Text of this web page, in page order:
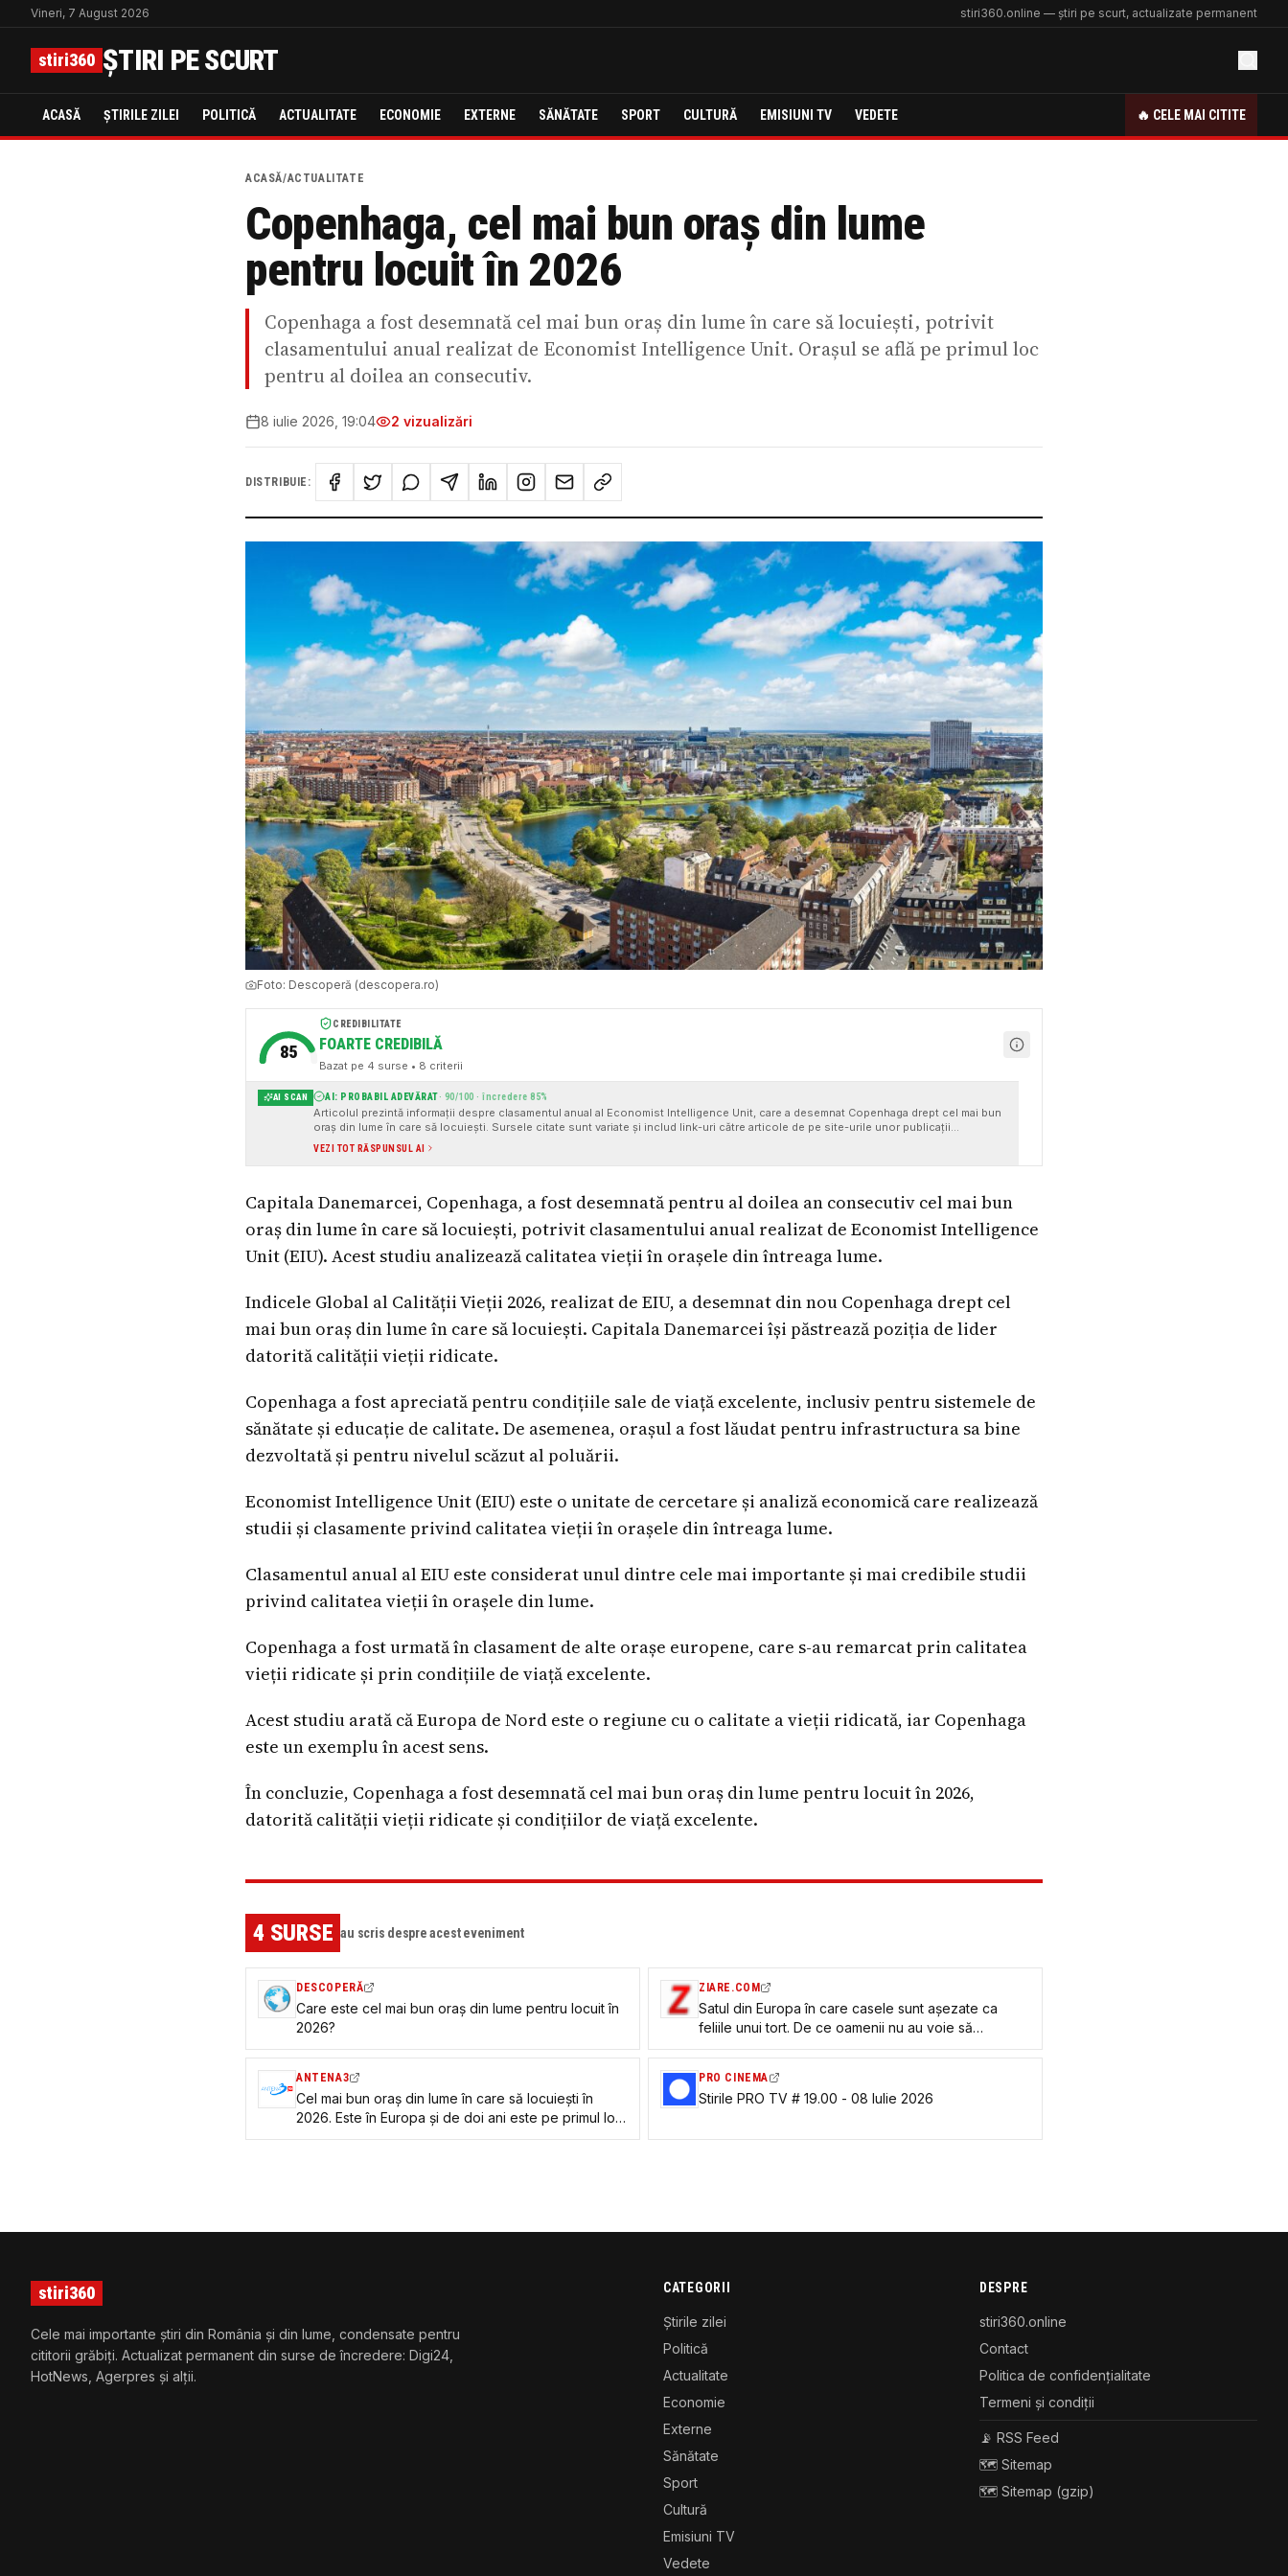
Vineri, 7 August 2026 stiri360.online — știri pe scurt, actualizate permanent
stiri360 ȘTIRI PE SCURT
ACASĂ ȘTIRILE ZILEI POLITICĂ ACTUALITATE ECONOMIE EXTERNE SĂNĂTATE SPORT CULTURĂ EMISIUNI TV VEDETE 🔥 CELE MAI CITITE
ACASĂ/ACTUALITATE
Copenhaga, cel mai bun oraș din lume
pentru locuit în 2026
Copenhaga a fost desemnată cel mai bun oraș din lume în care să locuiești, potrivit
clasamentului anual realizat de Economist Intelligence Unit. Orașul se află pe primul loc
pentru al doilea an consecutiv.
8 iulie 2026, 19:04 2 vizualizări
DISTRIBUIE:
Foto: Descoperă (descopera.ro)
85
CREDIBILITATE
FOARTE CREDIBILĂ
Bazat pe 4 surse • 8 criterii
AI SCAN AI: PROBABIL ADEVĂRAT· 90/100 · încredere85%
Articolul prezintă informații despre clasamentul anual al Economist Intelligence Unit, care a desemnat Copenhaga drept cel mai bun
oraș din lume în care să locuiești. Sursele citate sunt variate și includ link-uri către articole de pe site-urile unor publicații
cunoscute, ceea ce sporește credibilitatea informației.
VEZI TOT RĂSPUNSUL AI
Capitala Danemarcei, Copenhaga, a fost desemnată pentru al doilea an consecutiv cel mai bun
oraș din lume în care să locuiești, potrivit clasamentului anual realizat de Economist Intelligence
Unit (EIU). Acest studiu analizează calitatea vieții în orașele din întreaga lume.
Indicele Global al Calității Vieții 2026, realizat de EIU, a desemnat din nou Copenhaga drept cel
mai bun oraș din lume în care să locuiești. Capitala Danemarcei își păstrează poziția de lider
datorită calității vieții ridicate.
Copenhaga a fost apreciată pentru condițiile sale de viață excelente, inclusiv pentru sistemele de
sănătate și educație de calitate. De asemenea, orașul a fost lăudat pentru infrastructura sa bine
dezvoltată și pentru nivelul scăzut al poluării.
Economist Intelligence Unit (EIU) este o unitate de cercetare și analiză economică care realizează
studii și clasamente privind calitatea vieții în orașele din întreaga lume.
Clasamentul anual al EIU este considerat unul dintre cele mai importante și mai credibile studii
privind calitatea vieții în orașele din lume.
Copenhaga a fost urmată în clasament de alte orașe europene, care s-au remarcat prin calitatea
vieții ridicate și prin condițiile de viață excelente.
Acest studiu arată că Europa de Nord este o regiune cu o calitate a vieții ridicată, iar Copenhaga
este un exemplu în acest sens.
În concluzie, Copenhaga a fost desemnată cel mai bun oraș din lume pentru locuit în 2026,
datorită calității vieții ridicate și condițiilor de viață excelente.
4 SURSE au scris despre acest eveniment
DESCOPERĂ
Care este cel mai bun oraș din lume pentru locuit în
2026?
ZIARE.COM
Satul din Europa în care casele sunt așezate ca
feliile unui tort. De ce oamenii nu au voie să
locuiască permanent aici VIDEO
ANTENA3
Cel mai bun oraș din lume în care să locuiești în
2026. Este în Europa și de doi ani este pe primul loc
la calitatea vieții
PRO CINEMA
Stirile PRO TV # 19.00 - 08 Iulie 2026
stiri360
Cele mai importante știri din România și din lume, condensate pentru
cititorii grăbiți. Actualizat permanent din surse de încredere: Digi24,
HotNews, Agerpres și alții.
CATEGORII
Știrile zilei
Politică
Actualitate
Economie
Externe
Sănătate
Sport
Cultură
Emisiuni TV
Vedete
DESPRE
stiri360.online
Contact
Politica de confidențialitate
Termeni și condiții
📡 RSS Feed
🗺️ Sitemap
🗺️ Sitemap (gzip)